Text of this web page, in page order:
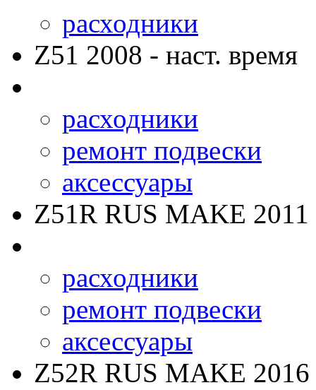
расходники
Z51 2008 - наст. время
расходники
ремонт подвески
аксессуары
Z51R RUS MAKE 2011
расходники
ремонт подвески
аксессуары
Z52R RUS MAKE 2016